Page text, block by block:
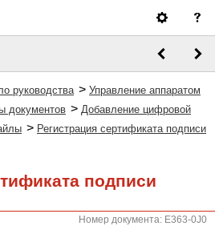
руководства > Управление аппаратом
документов > Добавление цифровой
> Регистрация сертификата подписи
подписи
Номер документа: E363-0J0